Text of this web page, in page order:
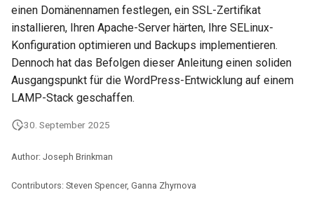
einen Domänennamen festlegen, ein SSL-Zertifikat
installieren, Ihren Apache-Server härten, Ihre SELinux-
Konfiguration optimieren und Backups implementieren.
Dennoch hat das Befolgen dieser Anleitung einen soliden
Ausgangspunkt für die WordPress-Entwicklung auf einem
LAMP-Stack geschaffen.
30. September 2025
Author: Joseph Brinkman
Contributors: Steven Spencer, Ganna Zhyrnova